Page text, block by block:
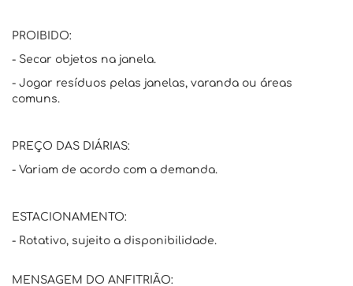
PROIBIDO:
- Secar objetos na janela.
- Jogar resíduos pelas janelas, varanda ou áreas
comuns.
PREÇO DAS DIÁRIAS:
- Variam de acordo com a demanda.
ESTACIONAMENTO:
- Rotativo, sujeito a disponibilidade.
MENSAGEM DO ANFITRIÃO: